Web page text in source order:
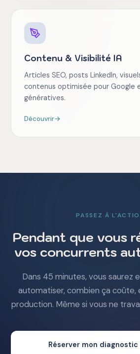
Contenu & Visibilité IA
Articles SEO, posts LinkedIn,
contenus optimisée pour Google
génératives.
Découvrir→
PASSEZ À
Pendant que vous
vos concurrents
Dans 45 minutes, vous saurez
automatiser, combien ça coûte,
production. Même si vous ne
Réserver mon